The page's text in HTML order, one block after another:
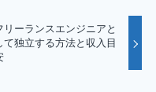
リーランスエンジニアと
て独立する方法と収入目